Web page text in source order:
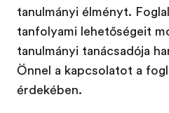
Rólunk
Mit kell rólunk tudni
Karrier
Dolgozz velünk!
tanulmányi élményt.
tanfolyami lehetőségeit
tanulmányi tanácsadója
Önnel a kapcsolatot a
érdekében.